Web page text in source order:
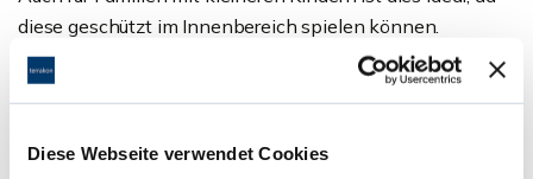
Diese Webseite verwendet Cookies
diese geschützt im Innenbereich spielen können.
Die Grundstücksfläche ist geschätzt, da es sich um eine